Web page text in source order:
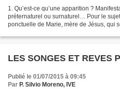
1. Qu’est-ce qu’une apparition ?
préternaturel ou surnaturel… Pour le
ponctuelle de Marie, mère de Jésus, qui
LES SONGES ET REVES
Publié le 01/07/2015 à 09:45
Par P. Silvio Moreno, IVE